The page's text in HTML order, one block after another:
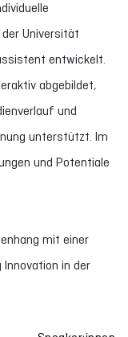
Universität
entwickelt.
abgebildet,
und
unterstützt. Im
und Potentiale
mit einer
in der